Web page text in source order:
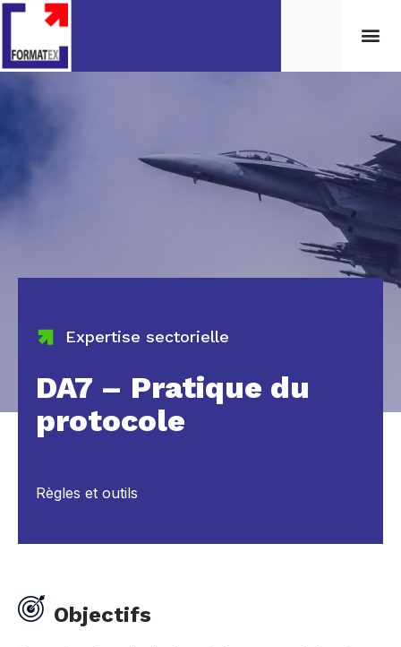
Expertise sectorielle
DA7 – Pratique du
protocole
Règles et outils
Objectifs